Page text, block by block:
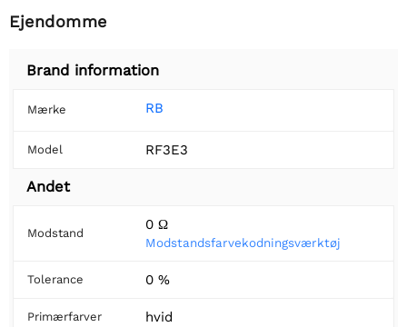
Ejendomme
Brand information
Mærke RB
Model RF3E3
Andet
Modstand
0 Ω
Modstandsfarvekodningsværktøj
Tolerance 0 %
Primærfarver hvid